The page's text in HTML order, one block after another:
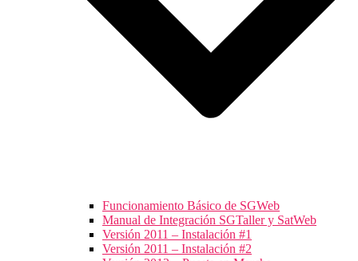
Funcionamiento Básico de SGWeb
Manual de Integración SGTaller y SatWeb
Versión 2011 – Instalación #1
Versión 2011 – Instalación #2